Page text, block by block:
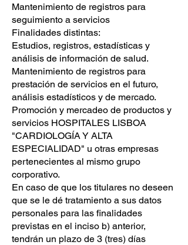
Mantenimiento de registros para
seguimiento a servicios
Finalidades distintas:
Estudios, registros, estadísticas y
análisis de información de salud.
Mantenimiento de registros para
prestación de servicios en el futuro,
análisis estadísticos y de mercado.
Promoción y mercadeo de productos y
servicios HOSPITALES LISBOA
"CARDIOLOGÍA Y ALTA
ESPECIALIDAD" u otras empresas
pertenecientes al mismo grupo
corporativo.
En caso de que los titulares no deseen
que se le dé tratamiento a sus datos
personales para las finalidades
previstas en el inciso b) anterior,
tendrán un plazo de 3 (tres) días